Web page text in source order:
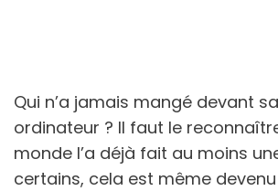
Qui n’a jamais mangé devant
ordinateur ? Il faut le
monde l’a déjà fait au moins
certains, cela est même